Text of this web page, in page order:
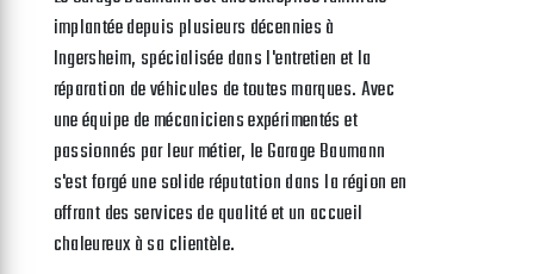
implantée depuis plusieurs décennies à
Ingersheim, spécialisée dans l'entretien et la
réparation de véhicules de toutes marques. Avec
une équipe de mécaniciens expérimentés et
passionnés par leur métier, le Garage Baumann
s'est forgé une solide réputation dans la région en
offrant des services de qualité et un accueil
chaleureux à sa clientèle.